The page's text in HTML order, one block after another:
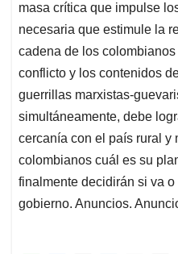
masa crítica que impulse
necesaria que estimule la
cadena de los
conflicto y los contenidos
guerrillas marxistas-
simultáneamente, debe
cercanía con el país rural y
colombianos cuál es su
finalmente decidirán si va
gobierno. Anuncios.